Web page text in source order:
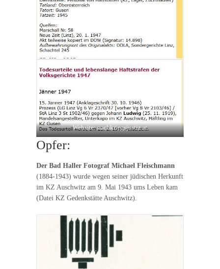
Website: nachkriegsjustiz.at
Opfer:
Der Bad Haller Fotograf Michael Fleischmann
(1884-1943) wurde wegen seiner jüdischen Herkunft
im KZ Auschwitz am 9. Mai 1943 ums Leben kam
(Datei KZ Gedenkstätte Auschwitz).